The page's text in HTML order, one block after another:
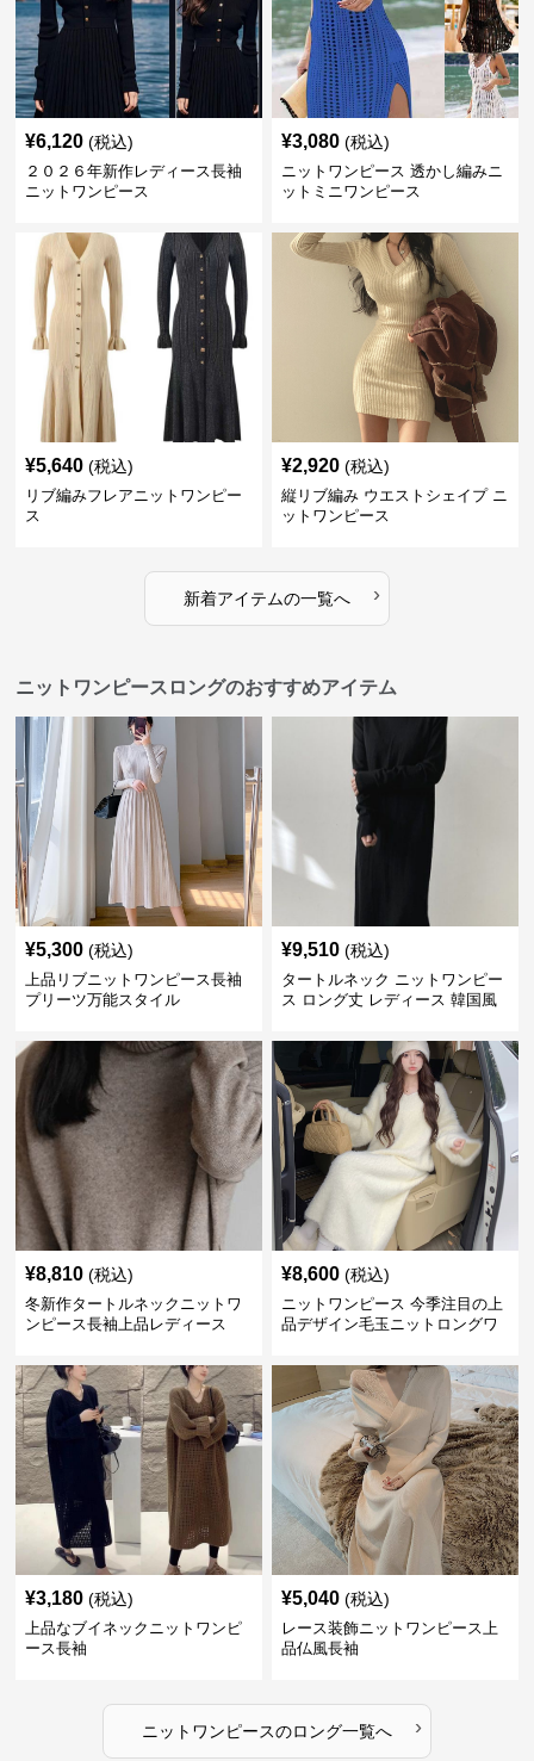
¥6,120 (税込)
２０２６年新作レディース長袖
ニットワンピース
¥3,080 (税込)
ニットワンピース 透かし編みニ
ットミニワンピース
¥5,640 (税込)
リブ編みフレアニットワンピー
ス
¥2,920 (税込)
縦リブ編み ウエストシェイプ ニ
ットワンピース
新着アイテムの一覧へ ›
ニットワンピースロングのおすすめアイテム
¥5,300 (税込)
上品リブニットワンピース長袖
プリーツ万能スタイル
¥9,510 (税込)
タートルネック ニットワンピー
ス ロング丈 レディース 韓国風
¥8,810 (税込)
冬新作タートルネックニットワ
ンピース長袖上品レディース
¥8,600 (税込)
ニットワンピース 今季注目の上
品デザイン毛玉ニットロングワ
¥3,180 (税込)
上品なブイネックニットワンピ
ース長袖
¥5,040 (税込)
レース装飾ニットワンピース上
品仏風長袖
ニットワンピースのロング一覧へ ›